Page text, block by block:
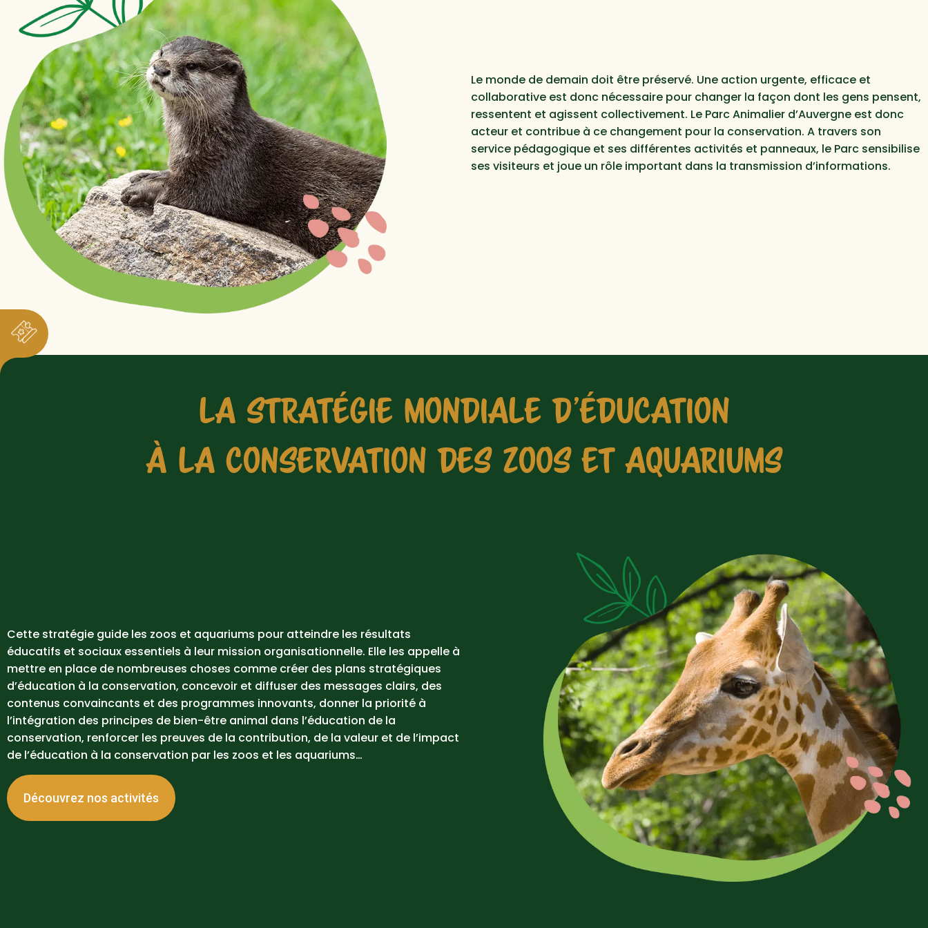
Le monde de demain doit être préservé. Une action urgente, efficace et
collaborative est donc nécessaire pour changer la façon dont les gens pensent,
ressentent et agissent collectivement. Le Parc Animalier d’Auvergne est donc
acteur et contribue à ce changement pour la conservation. A travers son
service pédagogique et ses différentes activités et panneaux, le Parc sensibilise
ses visiteurs et joue un rôle important dans la transmission d’informations.
LA STRATÉGIE MONDIALE D’ÉDUCATION
À LA CONSERVATION DES ZOOS ET AQUARIUMS
Cette stratégie guide les zoos et aquariums pour atteindre les résultats
éducatifs et sociaux essentiels à leur mission organisationnelle. Elle les appelle à
mettre en place de nombreuses choses comme créer des plans stratégiques
d’éducation à la conservation, concevoir et diffuser des messages clairs, des
contenus convaincants et des programmes innovants, donner la priorité à
l’intégration des principes de bien-être animal dans l’éducation de la
conservation, renforcer les preuves de la contribution, de la valeur et de l’impact
de l’éducation à la conservation par les zoos et les aquariums…
Découvrez nos activités